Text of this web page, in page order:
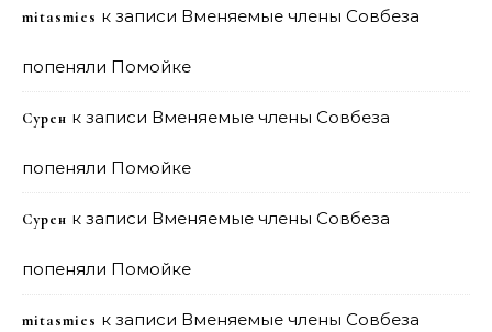
mitasmies к записи Вменяемые члены Совбеза
попеняли Помойке
Сурен к записи Вменяемые члены Совбеза
попеняли Помойке
Сурен к записи Вменяемые члены Совбеза
попеняли Помойке
mitasmies к записи Вменяемые члены Совбеза